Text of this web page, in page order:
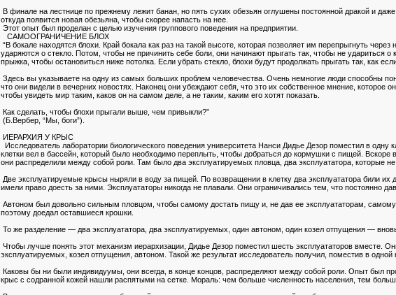
В финале на лестнице по прежнему лежит банан, но пять сухих обезьян оглушены постоянной дракой и
откуда появится новая обезьяна, чтобы скорее напасть на нее.
Этот опыт был проделан с целью изучения группового поведения на предприятии.
САМООГРАНИЧЕНИЕ БЛОХ
“В бокале находятся блохи. Край бокала как раз на такой высоте, которая позволяет им перепрыгнуть
ударяются о стекло. Потом, чтобы не причинить себе боли, они начинают прыгать так, чтобы не удариться
прыжка, чтобы остановиться ниже потолка. Если убрать стекло, блохи будут продолжать прыгать так, как
Здесь вы указываете на одну из самых больших проблем человечества. Очень немногие люди способны
что они видели в вечерних новостях. Наконец они убеждают себя, что это их собственное мнение,
чтобы увидеть мир таким, каков он на самом деле, а не таким, каким его хотят показать.
Как сделать, чтобы блохи прыгали выше, чем привыкли?”
(Б.Вербер, “Мы, боги”).
ИЕРАРХИЯ У КРЫС
Исследователь лаборатории биологического поведения университета Нанси Дидье Дезор поместил в
клетки вел в бассейн, который было необходимо переплыть, чтобы добраться до кормушки с пищей.
они распределили между собой роли. Там было два эксплуатируемых пловца, два эксплуататора, которые
Две эксплуатируемые крысы ныряли в воду за пищей. По возвращении в клетку два эксплуататора били
имели право доесть за ними. Эксплуататоры никогда не плавали. Они ограничивались тем, что постоянно
Автоном был довольно сильным пловцом, чтобы самому достать пищу и, не дав ее эксплуататорам,
поэтому доедал оставшиеся крошки.
То же разделение — два эксплуататора, два эксплуатируемых, один автоном, один козел отпущения —
Чтобы лучше понять этот механизм иерархизации, Дидье Дезор поместил шесть эксплуататоров вместе.
эксплуатируемых, козел отпущения, автоном. Такой же результат исследователь получил, поместив в
Каковы бы ни были индивидуумы, они всегда, в конце концов, распределяют между собой роли. Опыт был
крыс с содранной кожей нашли распятыми на сетке. Мораль: чем больше численность населения, тем